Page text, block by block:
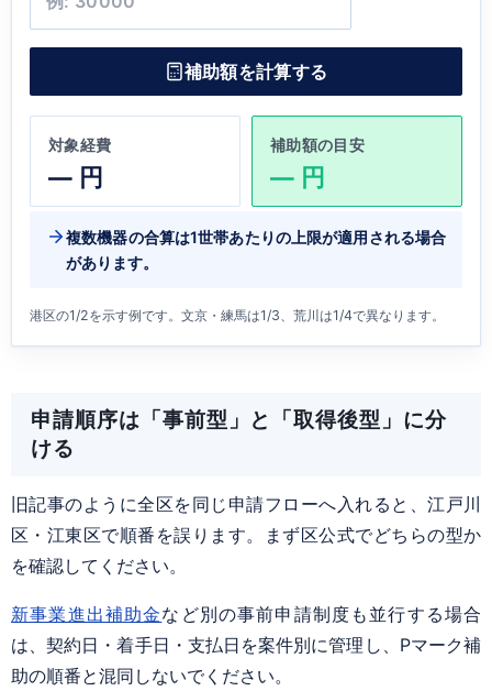
補助額を計算する
対象経費
— 円
補助額の目安
— 円
複数機器の合算は1世帯あたりの上限が適用される場合
があります。
港区の1/2を示す例です。文京・練馬は1/3、荒川は1/4で異なります。
申請順序は「事前型」と「取得後型」に分
ける
旧記事のように全区を同じ申請フローへ入れると、江戸川
区・江東区で順番を誤ります。まず区公式でどちらの型か
を確認してください。
新事業進出補助金など別の事前申請制度も並行する場合
は、契約日・着手日・支払日を案件別に管理し、Pマーク補
助の順番と混同しないでください。